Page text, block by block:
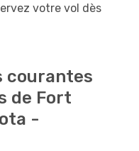
votre vol dès
courantes
de Fort
-